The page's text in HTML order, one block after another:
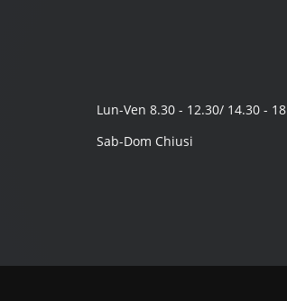
Lun-Ven 8.30 - 12.30/ 14.30 - 18
Sab-Dom Chiusi